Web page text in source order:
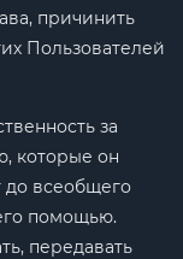
причинить
Пользователей
за
которые он
до всеобщего
помощью.
передавать